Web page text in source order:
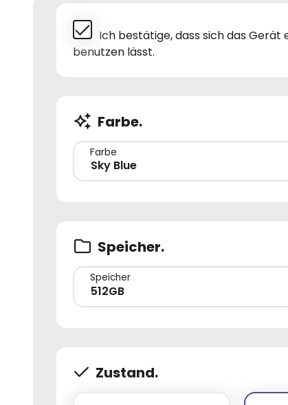
Ich bestätige, dass sich das
benutzen lässt.
Farbe.
Farbe
Sky Blue
Speicher.
Speicher
512GB
Zustand.